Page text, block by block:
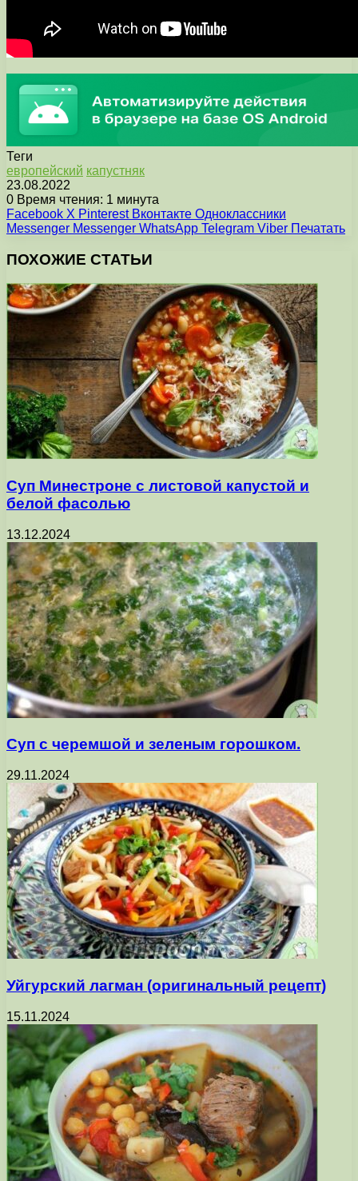
Теги
европейский капустняк
23.08.2022
0 Время чтения: 1 минута
Facebook X Pinterest Вконтакте Одноклассники
Messenger Messenger WhatsApp Telegram Viber Печатать
ПОХОЖИЕ СТАТЬИ
Суп Минестроне с листовой капустой и
белой фасолью
13.12.2024
Суп с черемшой и зеленым горошком.
29.11.2024
Уйгурский лагман (оригинальный рецепт)
15.11.2024